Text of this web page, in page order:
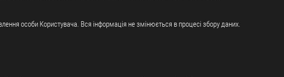
особи Користувача. Вся інформація не змінюється в процесі збору даних.